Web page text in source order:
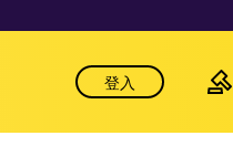
登入